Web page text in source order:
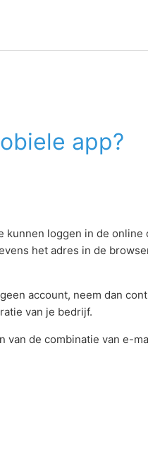
app?
loggen in de online
het adres in de
account, neem dan
van je bedrijf.
van de combinatie van e-